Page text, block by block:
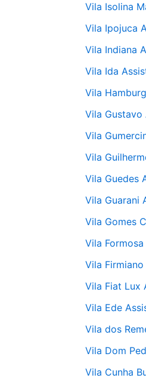
Vila Isolina
Vila Ipojuca
Vila Indiana
Vila Ida
Vila
Vila Gustavo
Vila
Vila
Vila Guedes
Vila Guarani
Vila Gomes
Vila
Vila
Vila Fiat Lux
Vila Ede
Vila dos
Vila Dom
Vila Cunha